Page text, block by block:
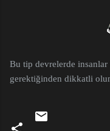
Bu tip devrelerde
gerektiğinden dikkatli